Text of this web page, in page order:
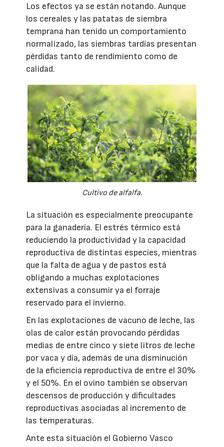
Los efectos ya se están notando. Aunque
los cereales y las patatas de siembra
temprana han tenido un comportamiento
normalizado, las siembras tardías presentan
pérdidas tanto de rendimiento como de
calidad.
Cultivo de alfalfa.
La situación es especialmente preocupante
para la ganadería. El estrés térmico está
reduciendo la productividad y la capacidad
reproductiva de distintas especies, mientras
que la falta de agua y de pastos está
obligando a muchas explotaciones
extensivas a consumir ya el forraje
reservado para el invierno.
En las explotaciones de vacuno de leche, las
olas de calor están provocando pérdidas
medias de entre cinco y siete litros de leche
por vaca y día, además de una disminución
de la eficiencia reproductiva de entre el 30%
y el 50%. En el ovino también se observan
descensos de producción y dificultades
reproductivas asociadas al incremento de
las temperaturas.
Ante esta situación el Gobierno Vasco